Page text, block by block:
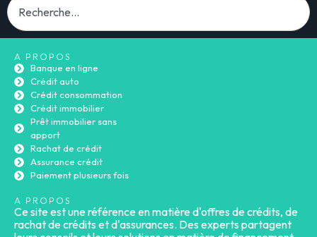
A PROPOS
Banque en ligne
Crédit auto
Crédit consommation
Crédit immobilier
Prêt immobilier sans
apport
Rachat de crédit
Assurance crédit
Paiement plusieurs fois
A PROPOS
Ce site est une référence en matière d'offres de crédits, de
rachat de crédits et d'assurances. Des experts partagent